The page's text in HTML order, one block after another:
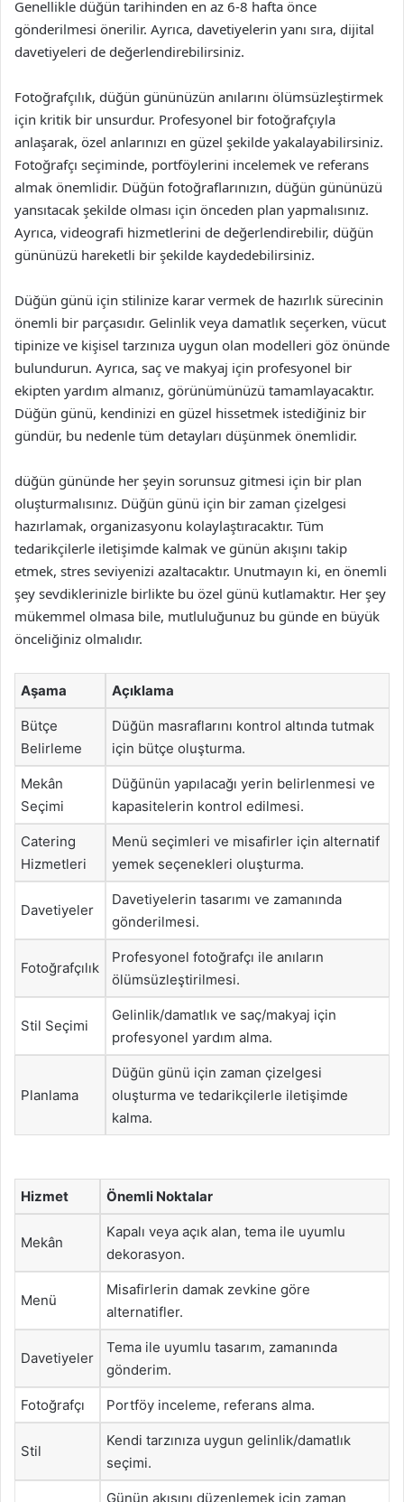
Genellikle düğün tarihinden en az 6-8 hafta önce
gönderilmesi önerilir. Ayrıca, davetiyelerin yanı sıra, dijital
davetiyeleri de değerlendirebilirsiniz.
Fotoğrafçılık, düğün gününüzün anılarını ölümsüzleştirmek
için kritik bir unsurdur. Profesyonel bir fotoğrafçıyla
anlaşarak, özel anlarınızı en güzel şekilde yakalayabilirsiniz.
Fotoğrafçı seçiminde, portföylerini incelemek ve referans
almak önemlidir. Düğün fotoğraflarınızın, düğün gününüzü
yansıtacak şekilde olması için önceden plan yapmalısınız.
Ayrıca, videografi hizmetlerini de değerlendirebilir, düğün
gününüzü hareketli bir şekilde kaydedebilirsiniz.
Düğün günü için stilinize karar vermek de hazırlık sürecinin
önemli bir parçasıdır. Gelinlik veya damatlık seçerken, vücut
tipinize ve kişisel tarzınıza uygun olan modelleri göz önünde
bulundurun. Ayrıca, saç ve makyaj için profesyonel bir
ekipten yardım almanız, görünümünüzü tamamlayacaktır.
Düğün günü, kendinizi en güzel hissetmek istediğiniz bir
gündür, bu nedenle tüm detayları düşünmek önemlidir.
düğün gününde her şeyin sorunsuz gitmesi için bir plan
oluşturmalısınız. Düğün günü için bir zaman çizelgesi
hazırlamak, organizasyonu kolaylaştıracaktır. Tüm
tedarikçilerle iletişimde kalmak ve günün akışını takip
etmek, stres seviyenizi azaltacaktır. Unutmayın ki, en önemli
şey sevdiklerinizle birlikte bu özel günü kutlamaktır. Her şey
mükemmel olmasa bile, mutluluğunuz bu günde en büyük
önceliğiniz olmalıdır.
Aşama Açıklama
Bütçe
Belirleme
Düğün masraflarını kontrol altında tutmak
için bütçe oluşturma.
Mekân
Seçimi
Düğünün yapılacağı yerin belirlenmesi ve
kapasitelerin kontrol edilmesi.
Catering
Hizmetleri
Menü seçimleri ve misafirler için alternatif
yemek seçenekleri oluşturma.
Davetiyeler
Davetiyelerin tasarımı ve zamanında
gönderilmesi.
Fotoğrafçılık
Profesyonel fotoğrafçı ile anıların
ölümsüzleştirilmesi.
Stil Seçimi
Gelinlik/damatlık ve saç/makyaj için
profesyonel yardım alma.
Planlama
Düğün günü için zaman çizelgesi
oluşturma ve tedarikçilerle iletişimde
kalma.
Hizmet Önemli Noktalar
Mekân
Kapalı veya açık alan, tema ile uyumlu
dekorasyon.
Menü
Misafirlerin damak zevkine göre
alternatifler.
Davetiyeler
Tema ile uyumlu tasarım, zamanında
gönderim.
Fotoğrafçı Portföy inceleme, referans alma.
Stil
Kendi tarzınıza uygun gelinlik/damatlık
seçimi.
Günün akışını düzenlemek için zaman